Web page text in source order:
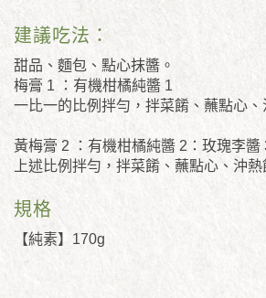
建議吃法：
甜品、麵包、點心抹醬。
梅膏 1 ：有機柑橘純醬 1
一比一的比例拌勻，拌菜餚、蘸點心、
黃梅膏 2 ：有機柑橘純醬 2：玫瑰李醬
上述比例拌勻，拌菜餚、蘸點心、沖熱
規格
【純素】170g